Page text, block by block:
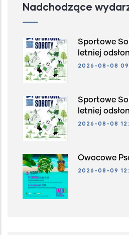
Nadchodzące
Sportowe
letniej
2026-08-08
Sportowe
letniej
2026-08-08
Owocowe
2026-08-09